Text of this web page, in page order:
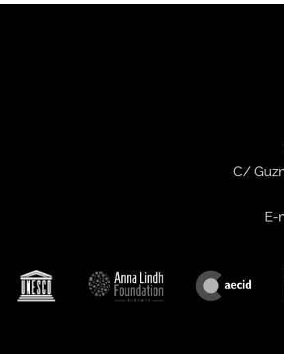
C/
E-